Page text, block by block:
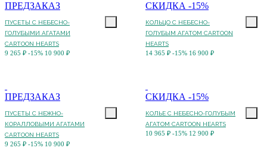
ПРЕДЗАКАЗ
ПУСЕТЫ C НЕБЕСНО-
ГОЛУБЫМИ АГАТАМИ
CARTOON HEARTS
9 265 ₽ -15% 10 900 ₽
СКИДКА -15%
КОЛЬЦО C НЕБЕСНО-
ГОЛУБЫМ АГАТОМ CARTOON
HEARTS
14 365 ₽ -15% 16 900 ₽
ПРЕДЗАКАЗ
ПУСЕТЫ C НЕЖНО-
КОРАЛЛОВЫМИ АГАТАМИ
CARTOON HEARTS
9 265 ₽ -15% 10 900 ₽
СКИДКА -15%
КОЛЬЕ C НЕБЕСНО-ГОЛУБЫМ
АГАТОМ CARTOON HEARTS
10 965 ₽ -15% 12 900 ₽